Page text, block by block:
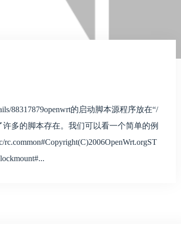
88317879openwrt的启动脚本源程序放在“/
多的脚本存在。我们可以看一个简单的例
rc.common#Copyright(C)2006OpenWrt.orgST